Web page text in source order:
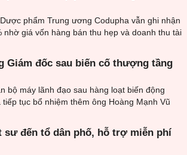
phẩm Trung ương Codupha vẫn ghi nhận
giá vốn hàng bán thu hẹp và doanh thu tài
Giám đốc sau biến cố thượng tầng
bộ máy lãnh đạo sau hàng loạt biến động
tục bổ nhiệm thêm ông Hoàng Mạnh Vũ
sư đến tổ dân phố, hỗ trợ miễn phí